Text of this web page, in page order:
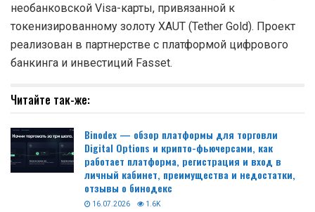
необанковской Visa-карты, привязанной к
токенизированному золоту XAUT (Tether Gold). Проект
реализован в партнерстве с платформой цифрового
банкинга и инвестиций Fasset.
Читайте так-же:
Binodex — обзор платформы для торговли
Digital Options и крипто-фьючерсами, как
работает платформа, регистрация и вход в
личный кабинет, преимущества и недостатки,
отзывы о бинодекс
16.07.2026 1.6K